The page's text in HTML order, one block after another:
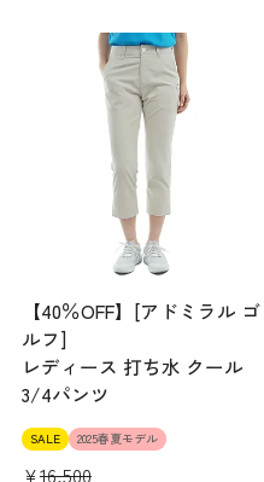
【40％OFF】[アドミラル ゴ
ルフ]
レディース 打ち水 クール
3/4パンツ
SALE 2025春夏モデル
¥16,500